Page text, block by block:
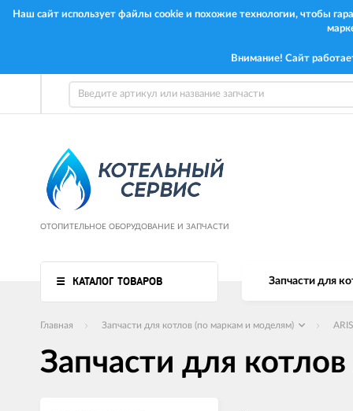
Наш сайт использует файлы cookie и похожие технологии, чтобы
Внимание! Сайт
ОТОПИТЕЛЬНОЕ ОБОРУДОВАНИЕ И ЗАПЧАСТИ
КАТАЛОГ ТОВАРОВ Запчасти для
Главная Запчасти для котлов (по маркам и моделям)
Запчасти для